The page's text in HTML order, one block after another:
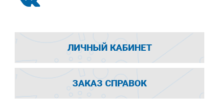
ЛИЧНЫЙ КАБИНЕТ
ЗАКАЗ СПРАВОК